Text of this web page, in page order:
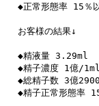
◆正常形態率 15％
お客様の結果↓
◆精液量 3.29ml
◆精子濃度 1億/1ml
◆総精子数 3億
◆精子正常形態率